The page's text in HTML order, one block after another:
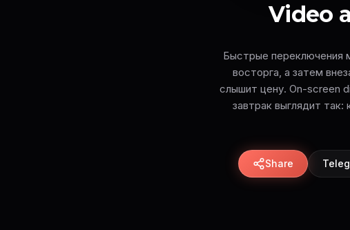
Video
Быстрые переключения
восторга, а затем
слышит цену. On-screen
завтрак выглядит
Share